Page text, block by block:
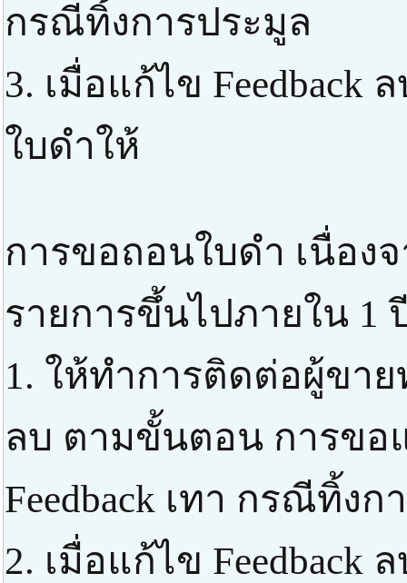
กรณีทิ้งการประมูล
3. เมื่อแก้ไข Feedback
ใบดำให้
การขอถอนใบดำ เนื่อง
รายการขึ้นไปภายใน 1
1. ให้ทำการติดต่อผู้ขาย
ลบ ตามขั้นตอน การขอแ
Feedback เทา กรณีทิ้งก
2. เมื่อแก้ไข